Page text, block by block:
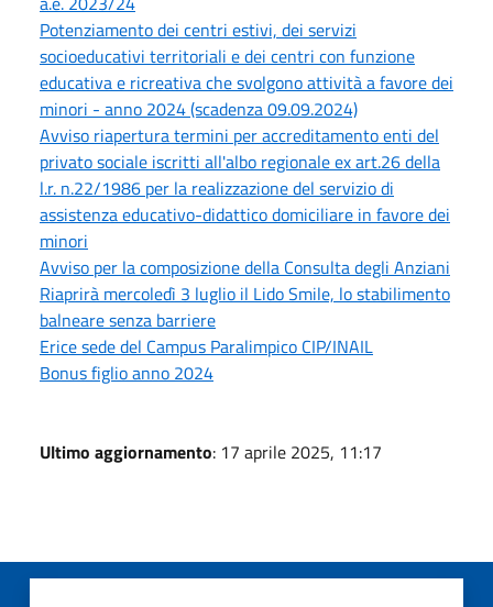
Potenziamento dei centri estivi, dei servizi
socioeducativi territoriali e dei centri con funzione
educativa e ricreativa che svolgono attività a favore dei
minori - anno 2024 (scadenza 09.09.2024)
Avviso riapertura termini per accreditamento enti del
privato sociale iscritti all'albo regionale ex art.26 della
l.r. n.22/1986 per la realizzazione del servizio di
assistenza educativo-didattico domiciliare in favore dei
minori
Avviso per la composizione della Consulta degli Anziani
Riaprirà mercoledì 3 luglio il Lido Smile, lo stabilimento
balneare senza barriere
Erice sede del Campus Paralimpico CIP/INAIL
Bonus figlio anno 2024
Ultimo aggiornamento: 17 aprile 2025, 11:17